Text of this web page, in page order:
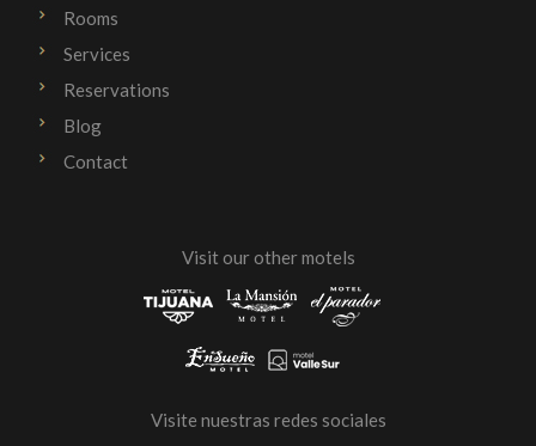
Rooms
Services
Reservations
Blog
Contact
Visit our other motels
Visite nuestras redes sociales